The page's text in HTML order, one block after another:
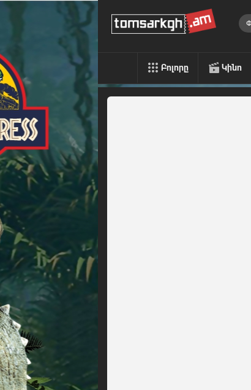
Բոլորը Կինո